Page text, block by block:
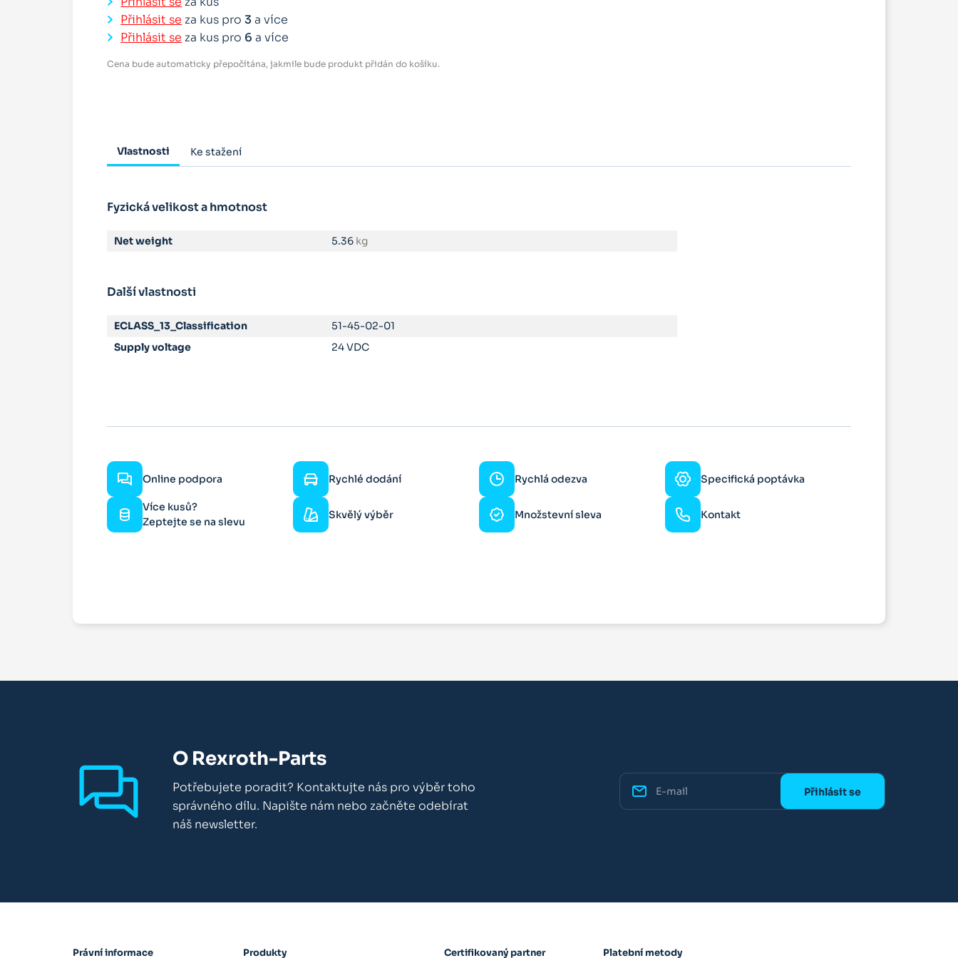
Přihlásit se za kus pro3 a více
Přihlásit se za kus pro 6 a více
Cena bude automaticky přepočítána, jakmile bude produkt přidán do košíku.
Vlastnosti Ke stažení
Fyzická velikost a hmotnost
Net weight 5.36 kg
Další vlastnosti
ECLASS_13_Classification
51-45-02-01
Supply voltage
24 VDC
Online podpora Rychlé dodání Rychlá odezva Specifická poptávka
Více kusů?
Zeptejte se na slevu
Skvělý výběr Množstevní sleva Kontakt
O Rexroth-Parts
Potřebujete poradit? Kontaktujte nás pro výběr toho
správného dílu. Napište nám nebo začněte odebírat
náš newsletter.
Právní informace Produkty Certifikovaný partner Platební metody